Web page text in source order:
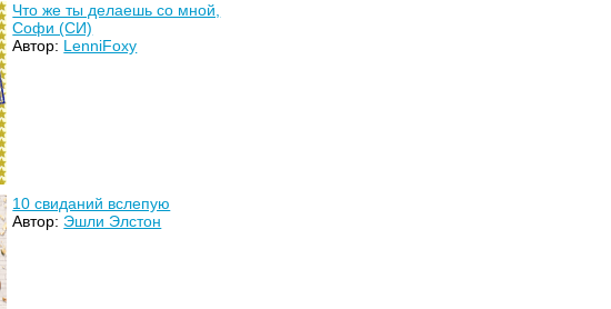
Что же ты делаешь со мной,
Софи (СИ)
Автор: LenniFoxy
10 свиданий вслепую
Автор: Эшли Элстон